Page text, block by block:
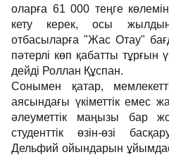
оларға 61 000 теңге
кету керек, осы
отбасыларға "Жас Отау"
пәтерлі көп қабатты тұрғын
дейді Роллан Құспан.
Сонымен қатар,
аясындағы үкіметтік емес
әлеуметтік маңызы бар
студенттік өзін-өзі
Дельфий ойындарын